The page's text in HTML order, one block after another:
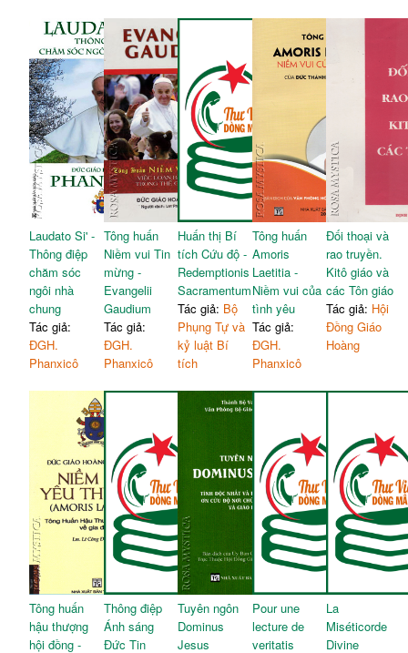
Laudato Si' -
Thông điệp
chăm sóc
ngôi nhà
chung
Tác giả:
ĐGH.
Phanxicô
Tông huấn
Niềm vui Tin
mừng -
Evangelii
Gaudium
Tác giả:
ĐGH.
Phanxicô
Huấn thị Bí
tích Cứu độ -
Redemptionis
Sacramentum
Tác giả: Bộ
Phụng Tự và
kỷ luật Bí
tích
Tông huấn
Amoris
Laetitia -
Niềm vui của
tình yêu
Tác giả:
ĐGH.
Phanxicô
Đối thoại và
rao truyền.
Kitô giáo và
các Tôn giáo
Tác giả: Hội
Đồng Giáo
Hoàng
Tông huấn
hậu thượng
hội đồng -
Thông điệp
Ánh sáng
Đức Tin
Tuyên ngôn
Dominus
Jesus
Pour une
lecture de
veritatis
La
Miséticorde
Divine